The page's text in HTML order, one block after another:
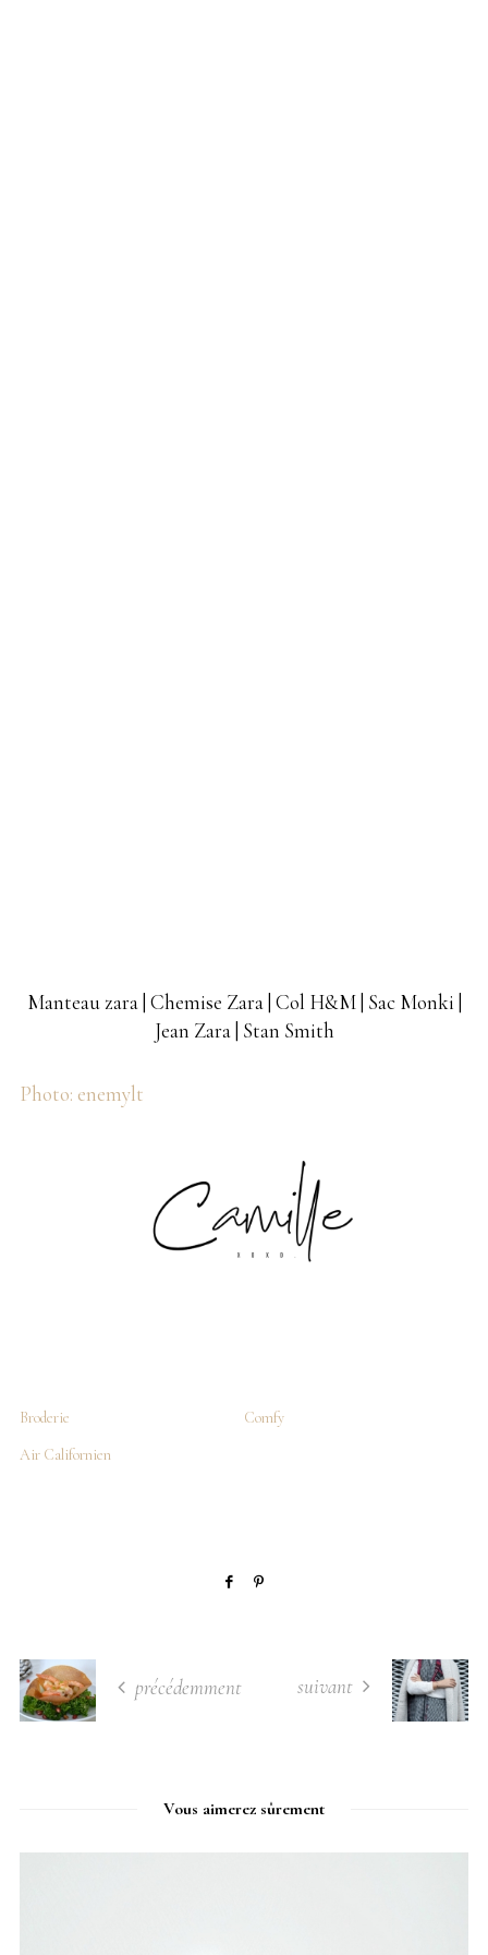
Manteau zara | Chemise Zara | Col H&M | Sac Monki |
Jean Zara | Stan Smith
Photo: enemylt
Broderie
Comfy
Air Californien
précédemment suivant
Vous aimerez sûrement